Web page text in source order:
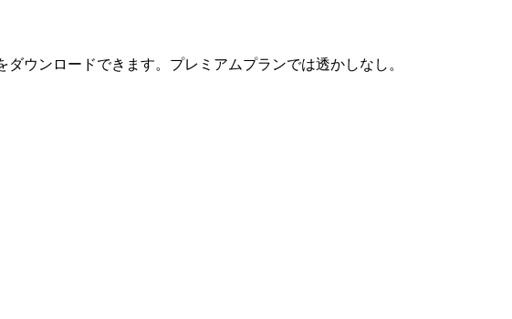
ウンロードできます。プレミアムプランでは透かしなし。